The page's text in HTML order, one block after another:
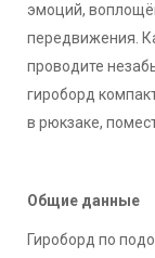
эмоций,
передвижения.
проводите
гироборд
в рюкзаке,
Общие данные
Гироборд по